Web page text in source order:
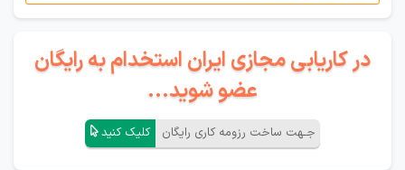
در کاریابی مجازی ایران استخدام به رایگان
عضو شوید...
جـهت ساخت رزومه کاری رایگان کلیک کنید